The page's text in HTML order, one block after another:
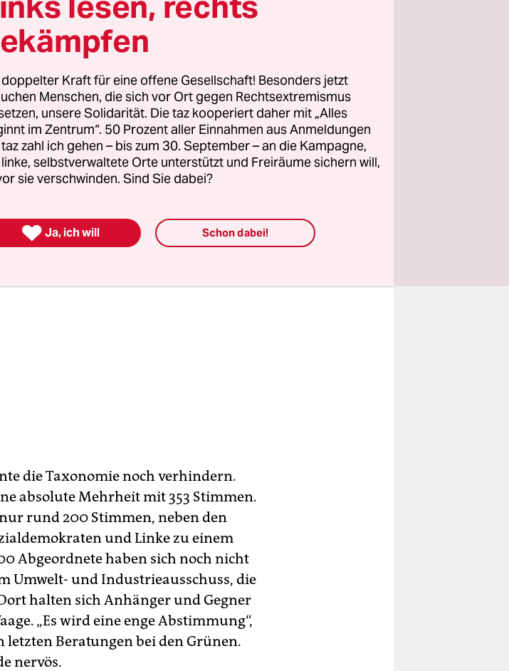
vorgeschlagen hat. Darin
klimafreundliche
Atomkraftgegner, Klimaschützer und
der Vertretung der 27 EU-Länder,
eine Mehrheit für den
hat ganze Arbeit geleistet
um sich geschart.
die Taxonomie noch verhindern.
absolute Mehrheit mit 353 Stimmen.
rund 200 Stimmen, neben den
und Linke zu einem
Abgeordnete haben sich noch nicht
Umwelt- und Industrieausschuss, die
halten sich Anhänger und Gegner
„Es wird eine enge Abstimmung“,
letzten Beratungen bei den Grünen.
nervös.
Kraft für eine offene Gesellschaft! Besonders jetzt
Menschen, die sich vor Ort gegen Rechtsextremismus
unsere Solidarität. Die taz kooperiert daher mit „Alles
im Zentrum“. 50 Prozent aller Einnahmen aus Anmeldungen
zahl ich gehen – bis zum 30. September – an die Kampagne,
selbstverwaltete Orte unterstützt und Freiräume sichern will,
sie verschwinden. Sind Sie dabei?
 Ja, ich will Schon dabei!